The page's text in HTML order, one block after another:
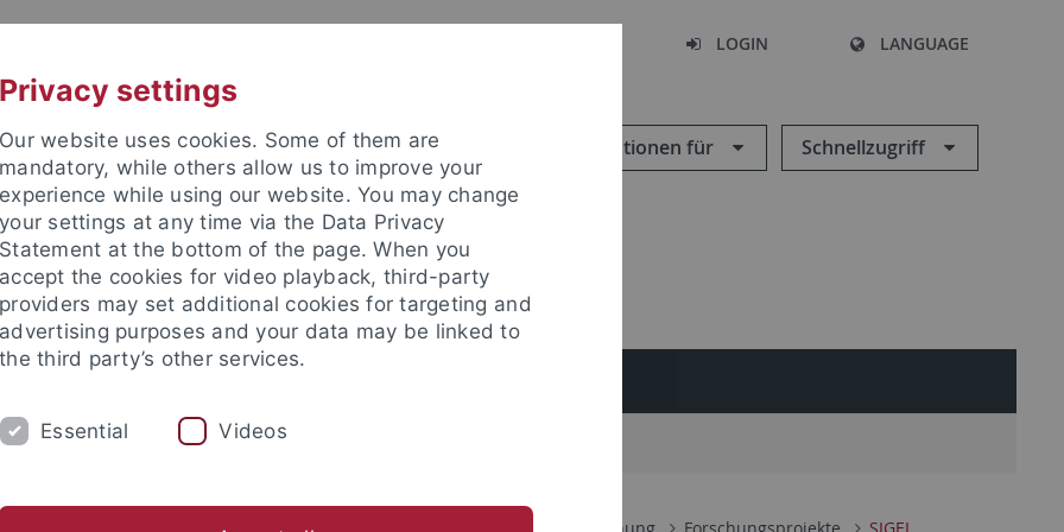
LOGIN LANGUAGE
Informationen für Schnellzugriff
(ZGD)
Netzwerk Corona, Gender und Diversität
Zentrum für Gender- und Diversitätsforschung (ZGD) Forschung Forschungsprojekte SIGEL
Privacy settings
Our website uses cookies. Some of them are
mandatory, while others allow us to improve your
experience while using our website. You may change
your settings at any time via the Data Privacy
Statement at the bottom of the page. When you
accept the cookies for video playback, third-party
providers may set additional cookies for targeting and
advertising purposes and your data may be linked to
the third party’s other services.
Essential Videos